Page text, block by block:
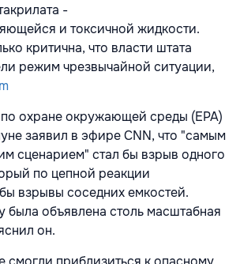
-
и токсичной жидкости.
критична, что власти штата
режим чрезвычайной ситуации,
по охране окружающей среды (EPA)
заявил в эфире CNN, что "самым
сценарием" стал бы взрыв одного
по цепной реакции
взрывы соседних емкостей.
была объявлена столь масштабная
он.